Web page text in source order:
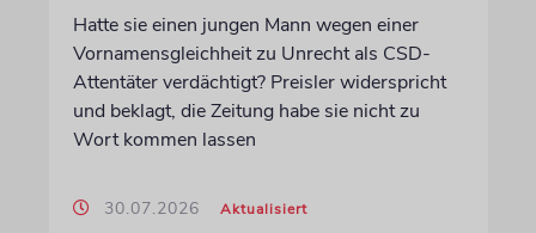
Hatte sie einen jungen Mann wegen einer
Vornamensgleichheit zu Unrecht als CSD-
Attentäter verdächtigt? Preisler widerspricht
und beklagt, die Zeitung habe sie nicht zu
Wort kommen lassen
30.07.2026 Aktualisiert